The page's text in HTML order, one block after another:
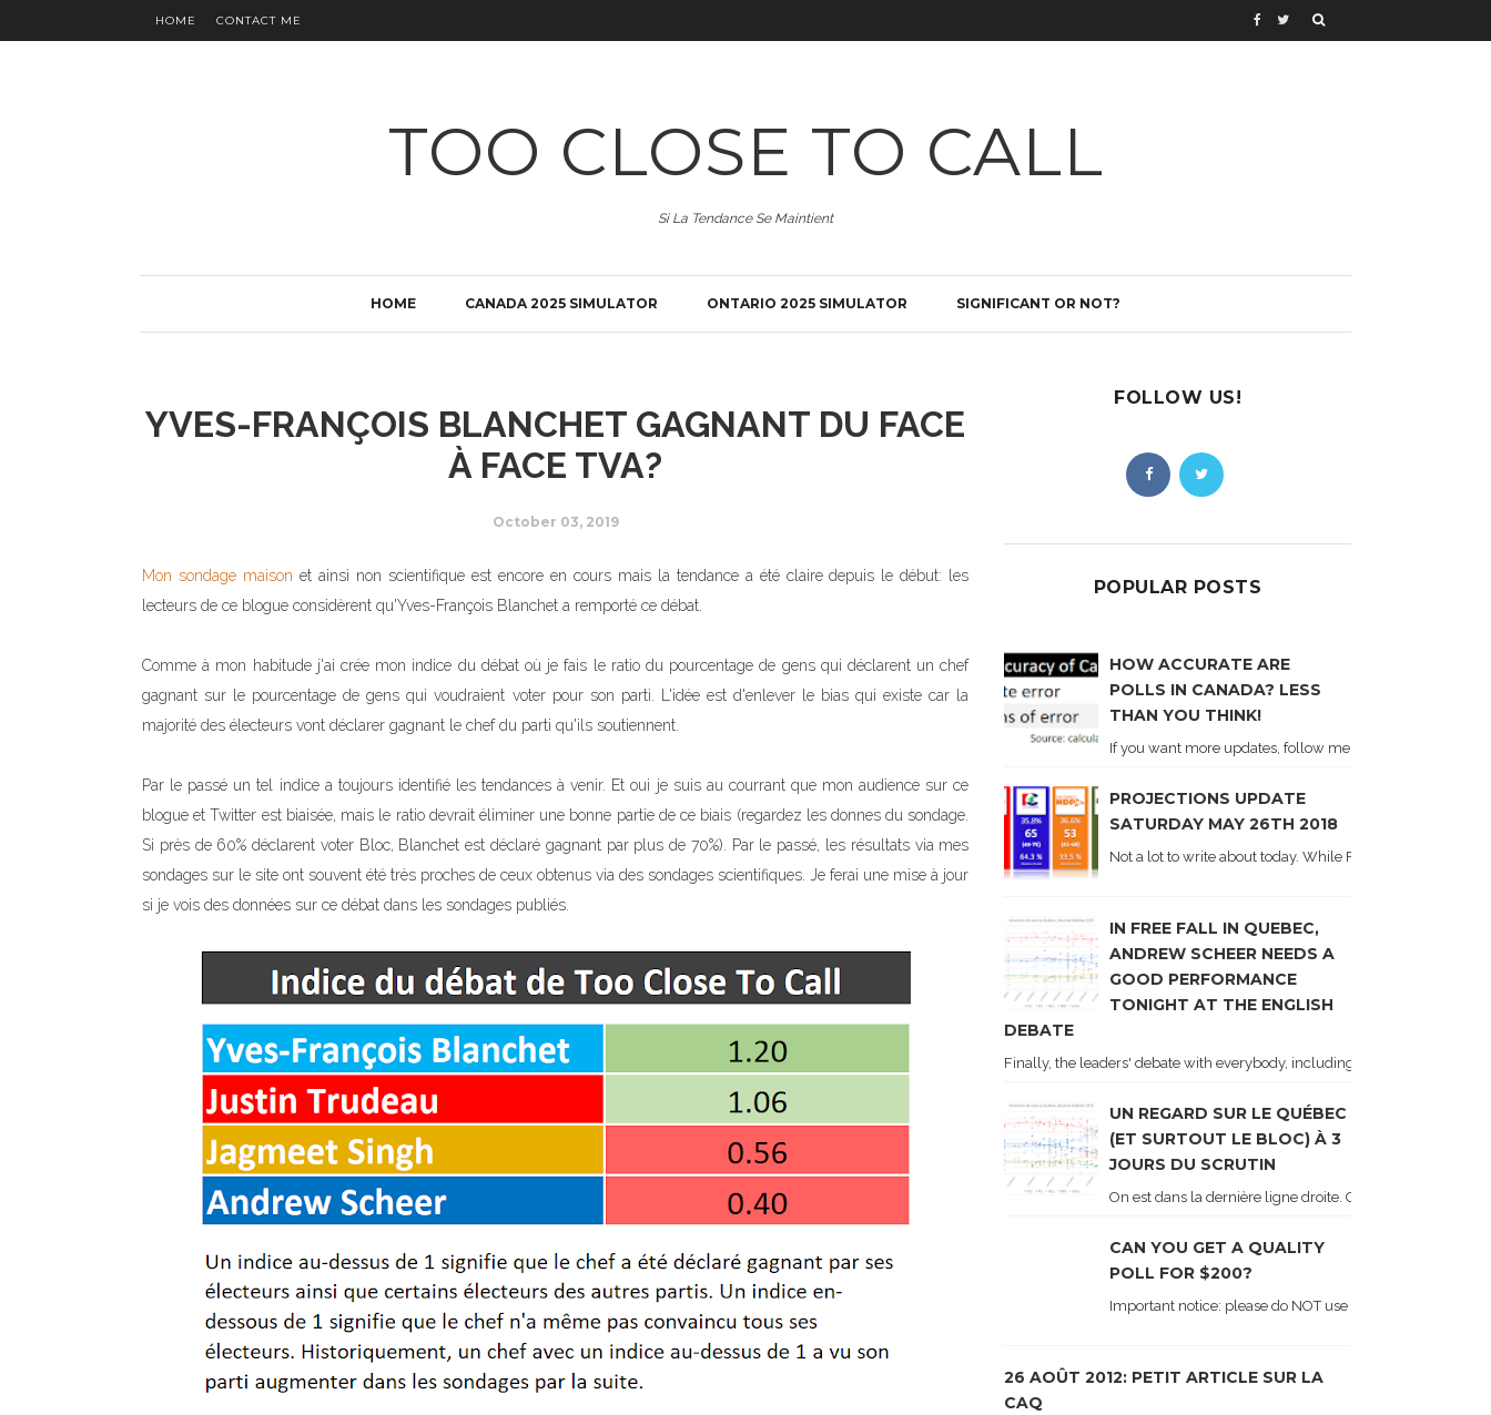
HOME CONTACT ME
TOO CLOSE TO CALL
Si La Tendance Se Maintient
HOME CANADA 2025 SIMULATOR ONTARIO 2025 SIMULATOR SIGNIFICANT OR NOT?
YVES-FRANÇOIS BLANCHET GAGNANT DU FACE
À FACE TVA?
October 03, 2019
Mon sondage maison et ainsi non scientifique est encore en cours mais la tendance a été claire depuis le début: les
lecteurs de ce blogue considèrent qu'Yves-François Blanchet a remporté ce débat.
Comme à mon habitude j'ai crée mon indice du débat où je fais le ratio du pourcentage de gens qui déclarent un chef
gagnant sur le pourcentage de gens qui voudraient voter pour son parti. L'idée est d'enlever le bias qui existe car la
majorité des électeurs vont déclarer gagnant le chef du parti qu'ils soutiennent.
Par le passé un tel indice a toujours identifié les tendances à venir. Et oui je suis au courrant que mon audience sur ce
blogue et Twitter est biaisée, mais le ratio devrait éliminer une bonne partie de ce biais (regardez les donnes du sondage.
Si près de 60% déclarent voter Bloc, Blanchet est déclaré gagnant par plus de 70%). Par le passé, les résultats via mes
sondages sur le site ont souvent été très proches de ceux obtenus via des sondages scientifiques. Je ferai une mise à jour
si je vois des données sur ce débat dans les sondages publiés.
FOLLOW US!
POPULAR POSTS
HOW ACCURATE ARE
POLLS IN CANADA? LESS
THAN YOU THINK!
If you want more updates, follow me on Twitter . I'll post
PROJECTIONS UPDATE
SATURDAY MAY 26TH 2018
Not a lot to write about today. While Forum did come out
IN FREE FALL IN QUEBEC,
ANDREW SCHEER NEEDS A
GOOD PERFORMANCE
TONIGHT AT THE ENGLISH
DEBATE
Finally, the leaders' debate with everybody, including Justin Trudeau!
UN REGARD SUR LE QUÉBEC
(ET SURTOUT LE BLOC) À 3
JOURS DU SCRUTIN
On est dans la dernière ligne droite. On le sait car les
CAN YOU GET A QUALITY
POLL FOR $200?
Important notice: please do NOT use the numbers of
26 AOÛT 2012: PETIT ARTICLE SUR LA
CAQ